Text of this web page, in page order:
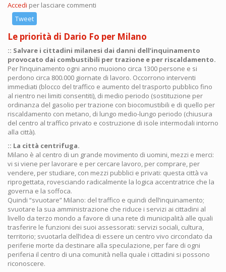
arabi
figli
un
dio
minore?
Accedi per lasciare commenti
Tweet
Le priorità di Dario Fo per Milano
:: Salvare i cittadini milanesi dai danni dell’inquinamento
provocato dai combustibili per trazione e per riscaldamento.
Per l’inquinamento ogni anno muoiono circa 1300 persone e si
perdono circa 800.000 giornate di lavoro. Occorrono interventi
immediati (blocco del traffico e aumento del trasporto pubblico fino
al rientro nei limiti consentiti), di medio periodo (sostituzione per
ordinanza del gasolio per trazione con biocomustibili e di quello per
riscaldamento con metano, di lungo medio-lungo periodo (chiusura
del centro al traffico privato e costruzione di isole intermodali intorno
alla città).
:: La città centrifuga.
Milano è al centro di un grande movimento di uomini, mezzi e merci:
vi si viene per lavorare e per cercare lavoro, per comprare, per
vendere, per studiare, con mezzi pubblici e privati: questa città va
riprogettata, rovesciando radicalmente la logica accentratrice che la
governa e la soffoca.
Quindi “svuotare” Milano: del traffico e quindi dell’inquinamento;
svuotare la sua amministrazione che riduce i servizi ai cittadini al
livello da terzo mondo a favore di una rete di municipalità alle quali
trasferire le funzioni dei suoi assessorati: servizi sociali, cultura,
territorio; svuotarla dell’idea di essere un centro vivo circondato da
periferie morte da destinare alla speculazione, per fare di ogni
periferia il centro di una comunità nella quale i cittadini si possono
riconoscere.